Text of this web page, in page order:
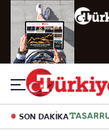
SON DAKİKA